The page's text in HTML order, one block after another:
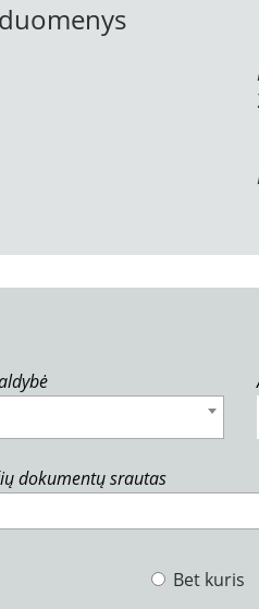
dokumentų srautas
Bet kuris